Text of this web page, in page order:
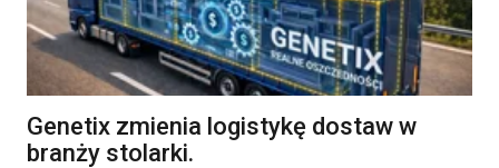
Genetix zmienia logistykę dostaw w
branży stolarki.